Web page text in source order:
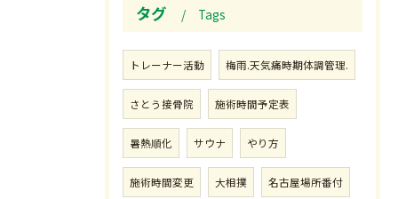
タグ Tags
トレーナー活動 梅雨.天気痛時期体調管理.
さとう接骨院 施術時間予定表
暑熱順化 サウナ やり方
施術時間変更 大相撲 名古屋場所番付